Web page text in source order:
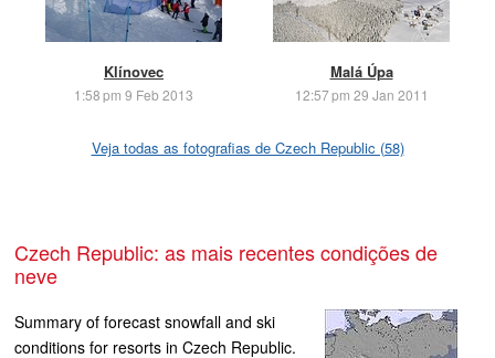
Klínovec
1:58 pm 9 Feb 2013
Malá Úpa
12:57 pm 29 Jan 2011
Veja todas as fotografias de Czech Republic (58)
Czech Republic: as mais recentes condições de
neve
Summary of forecast snowfall and ski
conditions for resorts in Czech Republic.